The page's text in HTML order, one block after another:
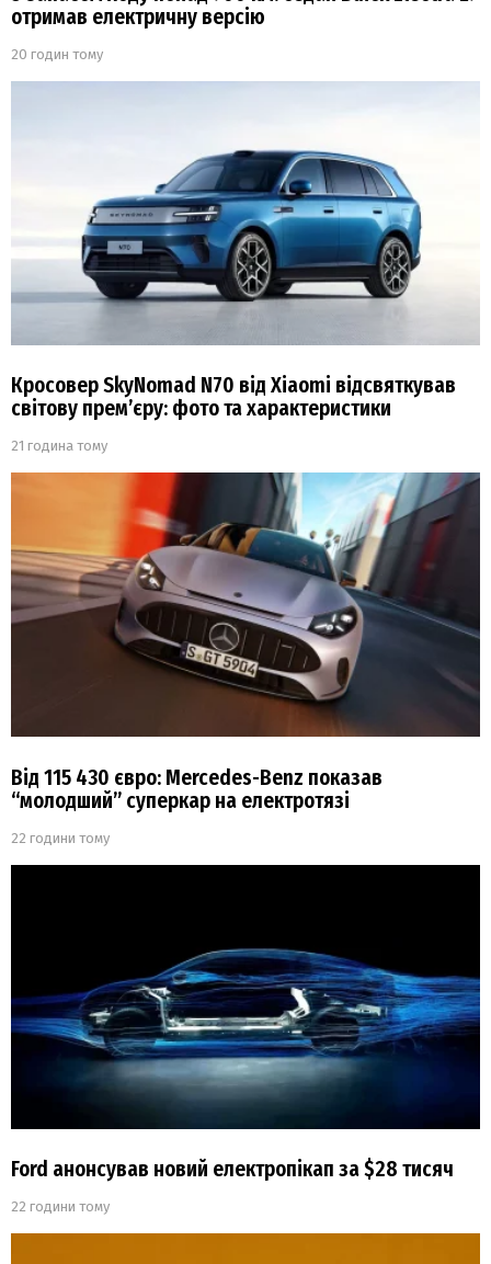
отримав електричну версію
20 годин тому
Кросовер SkyNomad N70 від Xiaomi відсвяткував
світову прем’єру: фото та характеристики
21 година тому
Від 115 430 євро: Mercedes-Benz показав
“молодший” суперкар на електротязі
22 години тому
Ford анонсував новий електропікап за $28 тисяч
22 години тому